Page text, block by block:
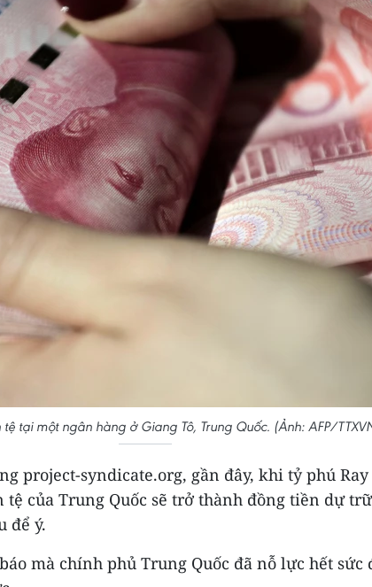
tại một ngân hàng ở Giang Tô, Trung Quốc. (Ảnh: AFP/
project-syndicate.org, gần đây, khi tỷ phú
tệ của Trung Quốc sẽ trở thành đồng tiền dự
để ý.
mà chính phủ Trung Quốc đã nỗ lực hết sức